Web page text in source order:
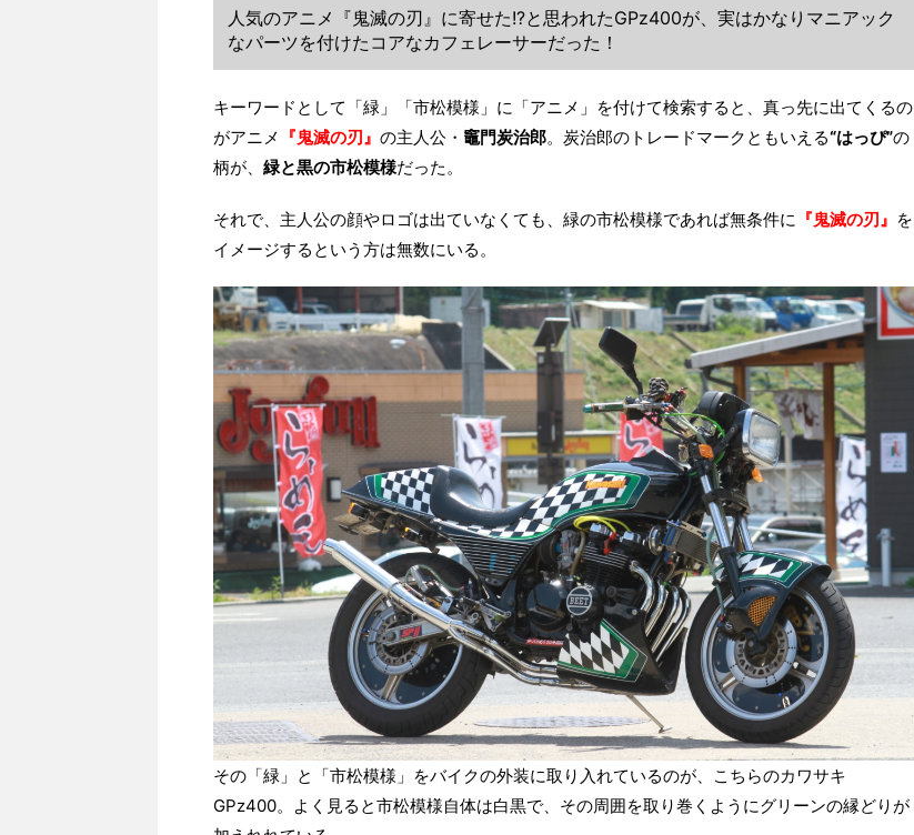
人気のアニメ『鬼滅の刃』に寄せた!?と思われたGPz400が、実はかなりマニアック
なパーツを付けたコアなカフェレーサーだった！
キーワードとして「緑」「市松模様」に「アニメ」を付けて検索すると、真っ先に出てくるの
がアニメ
『鬼滅の刃』 の主人公・ 竈門炭治郎。炭治郎のトレードマークともいえる“はっぴ”の
柄が、 緑と黒の市松模様だった。
それで、主人公の顔やロゴは出ていなくても、緑の市松模様であれば無条件に 『鬼滅の刃』 を
イメージするという方は無数にいる。
その「緑」と「市松模様」をバイクの外装に取り入れているのが、こちらのカワサキ
GPz400。よく見ると市松模様自体は白黒で、その周囲を取り巻くようにグリーンの縁どりが